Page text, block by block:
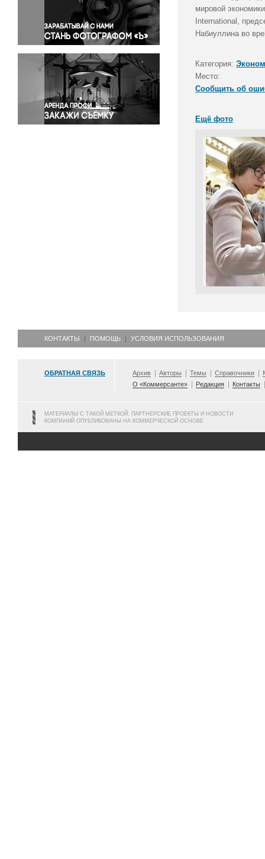
Правосудие
Происшествия и конфликты
Религия
Светская жизнь
Спорт
Экология
Экономика и бизнес
мировой
International,
Набиуллина во
Категория:
Место:
Сообщить об
Ещё фото
КОНТАКТЫ ПОМОЩЬ УСЛОВИЯ ИСПОЛЬЗОВАНИЯ
ОБРАТНАЯ СВЯЗЬ Архив Авторы Темы Справочники
О «Коммерсанте»
Редакция Контакты
МАТЕРИАЛЫ С ТАКОЙ МЕТКОЙ, ПАРТНЕРСКИЕ ПРОЕКТЫ И НОВОСТИ
КОМПАНИЙ ОПУБЛИКОВАНЫ НА КОММЕРЧЕСКОЙ ОСНОВЕ